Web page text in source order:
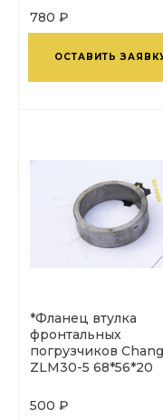
металлический
780 ₽
ОСТАВИТЬ
*Фланец втулка
фронтальных
погрузчиков
ZLM30-5 68*56*20
500 ₽